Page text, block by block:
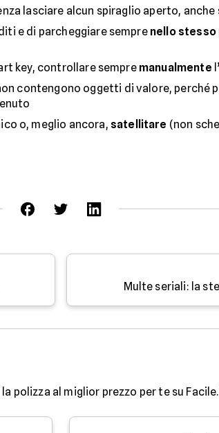
lasciare alcun spiraglio aperto,
e di parcheggiare sempre nello
key, controllare sempre manualmente
contengono oggetti di valore, perché
o, meglio ancora, satellitare (non
Multe seriali: la
polizza al miglior prezzo per te su